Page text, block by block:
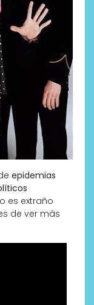
epidemias
es extraño
de ver más